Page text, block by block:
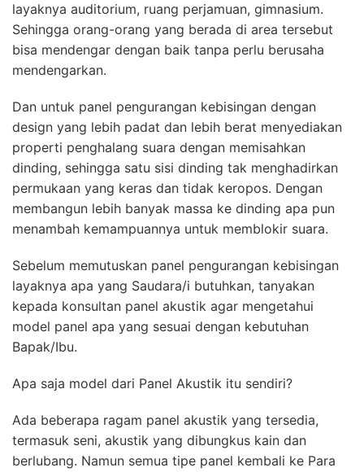
layaknya auditorium, ruang perjamuan, gimnasium.
Sehingga orang-orang yang berada di area tersebut
bisa mendengar dengan baik tanpa perlu berusaha
mendengarkan.
Dan untuk panel pengurangan kebisingan dengan
design yang lebih padat dan lebih berat menyediakan
properti penghalang suara dengan memisahkan
dinding, sehingga satu sisi dinding tak menghadirkan
permukaan yang keras dan tidak keropos. Dengan
membangun lebih banyak massa ke dinding apa pun
menambah kemampuannya untuk memblokir suara.
Sebelum memutuskan panel pengurangan kebisingan
layaknya apa yang Saudara/i butuhkan, tanyakan
kepada konsultan panel akustik agar mengetahui
model panel apa yang sesuai dengan kebutuhan
Bapak/Ibu.
Apa saja model dari Panel Akustik itu sendiri?
Ada beberapa ragam panel akustik yang tersedia,
termasuk seni, akustik yang dibungkus kain dan
berlubang. Namun semua tipe panel kembali ke Para